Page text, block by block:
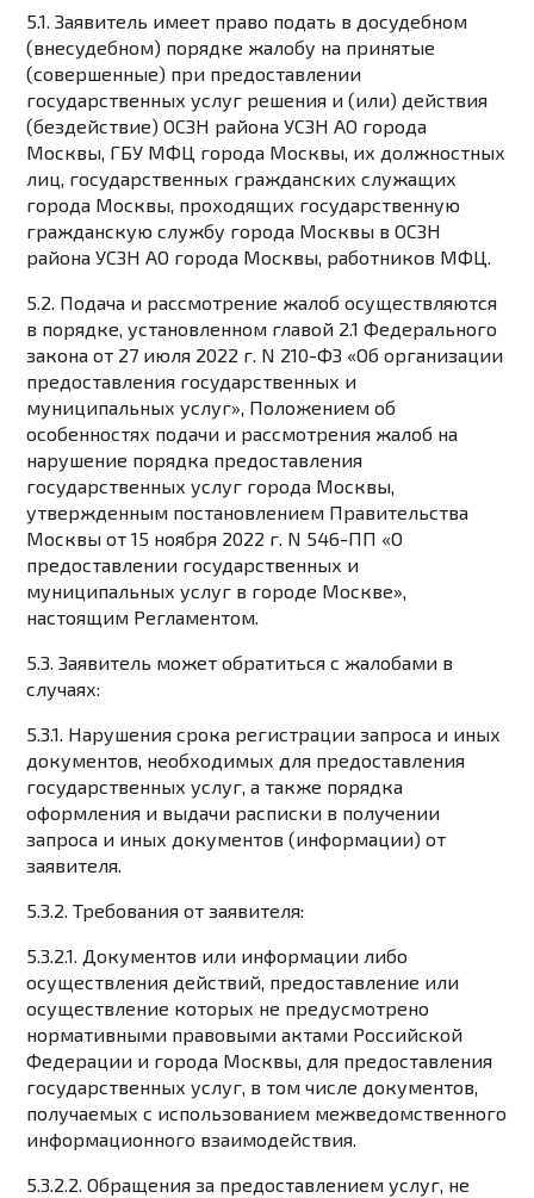
5.1. Заявитель имеет право подать в досудебном
(внесудебном) порядке жалобу на принятые
(совершенные) при предоставлении
государственных услуг решения и (или) действия
(бездействие) ОСЗН района УСЗН АО города
Москвы, ГБУ МФЦ города Москвы, их должностных
лиц, государственных гражданских служащих
города Москвы, проходящих государственную
гражданскую службу города Москвы в ОСЗН
района УСЗН АО города Москвы, работников МФЦ.
5.2. Подача и рассмотрение жалоб осуществляются
в порядке, установленном главой 2.1 Федерального
закона от 27 июля 2022 г. N 210-ФЗ «Об организации
предоставления государственных и
муниципальных услуг», Положением об
особенностях подачи и рассмотрения жалоб на
нарушение порядка предоставления
государственных услуг города Москвы,
утвержденным постановлением Правительства
Москвы от 15 ноября 2022 г. N 546-ПП «О
предоставлении государственных и
муниципальных услуг в городе Москве»,
настоящим Регламентом.
5.3. Заявитель может обратиться с жалобами в
случаях:
5.3.1. Нарушения срока регистрации запроса и иных
документов, необходимых для предоставления
государственных услуг, а также порядка
оформления и выдачи расписки в получении
запроса и иных документов (информации) от
заявителя.
5.3.2. Требования от заявителя:
5.3.2.1. Документов или информации либо
осуществления действий, предоставление или
осуществление которых не предусмотрено
нормативными правовыми актами Российской
Федерации и города Москвы, для предоставления
государственных услуг, в том числе документов,
получаемых с использованием межведомственного
информационного взаимодействия.
5.3.2.2. Обращения за предоставлением услуг, не